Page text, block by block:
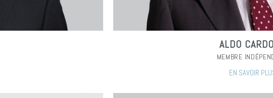
ALDO
MEMBRE
EN SAVOIR